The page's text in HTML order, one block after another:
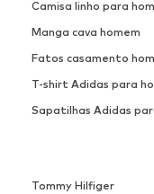
Camisa linho para
Manga cava homem
Fatos casamento
T-shirt Adidas para
Sapatilhas Adidas
Tommy Hilfiger